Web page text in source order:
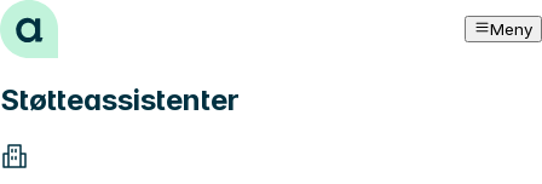
Hopp til innhold Meny
Støtteassistenter